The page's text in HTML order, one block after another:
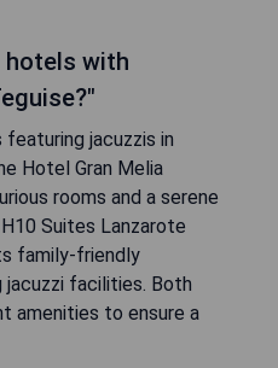
hotels with
jacuzzis in
Hotel Gran Melia
rooms and a serene
Suites Lanzarote
family-friendly
jacuzzi facilities. Both
amenities to ensure a